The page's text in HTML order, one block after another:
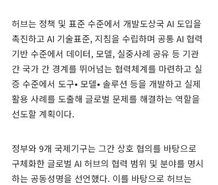
허브는 정책 및 표준 수준에서 개발도상국 AI 도입을
촉진하고 AI 기술표준, 지침을 수립하며 공통 AI 협력
기반 수준에서 데이터, 모델, 실중사례 공유 등 기관
간 국가 간 경계를 뛰어넘는 협력체계를 마련하고 실
증 수준에서 도구• 모델• 솔루션 등을 개발하고 실제
활용 사례를 도출해 글로벌 문제를 해결하는 역할을
선도할 계획이다.
정부와 9개 국제기구는 그간 상호 협의를 바탕으로
구체화한 글로벌 AI 허브의 협력 범위 및 분야를 명시
하는 공동성명을 선언했다. 이를 바탕으로 허브는